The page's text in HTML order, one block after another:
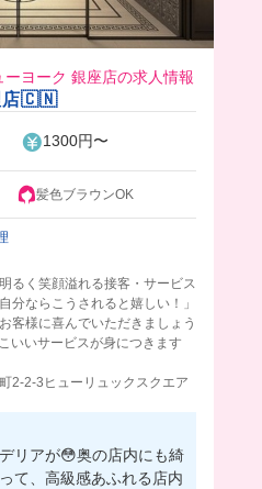
ヨーク 銀座店の求人情報
店🇨🇳
1300円〜
髪色ブラウンOK
るく笑顔溢れる接客・サービス
分ならこうされると嬉しい！」
客様に喜んでいただきましょう
いいサービスが身につきます
2-2-3ヒューリュックスクエア
リアが😳奥の店内にも綺
て、高級感あふれる店内